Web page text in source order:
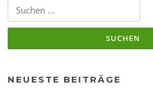
nach:
NEUESTE BEITRÄGE